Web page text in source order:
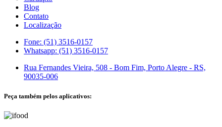
Blog
Contato
Localização
Fone: (51) 3516-0157
Whatsapp: (51) 3516-0157
Rua Fernandes Vieira, 508 - Bom Fim, Porto Alegre - RS,
90035-006
Peça também pelos aplicativos: